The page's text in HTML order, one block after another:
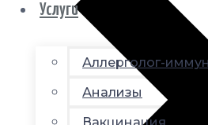
Услуги
Аллерголог-
Анализы